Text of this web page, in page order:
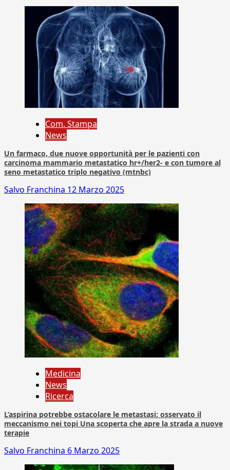
Com. Stampa
News
Un farmaco, due nuove opportunità per le pazienti con
carcinoma mammario metastatico hr+/her2- e con tumore al
seno metastatico triplo negativo (mtnbc)
Salvo Franchina 12 Marzo 2025
Medicina
News
Ricerca
L’aspirina potrebbe ostacolare le metastasi: osservato il
meccanismo nei topi Una scoperta che apre la strada a nuove
terapie
Salvo Franchina 6 Marzo 2025